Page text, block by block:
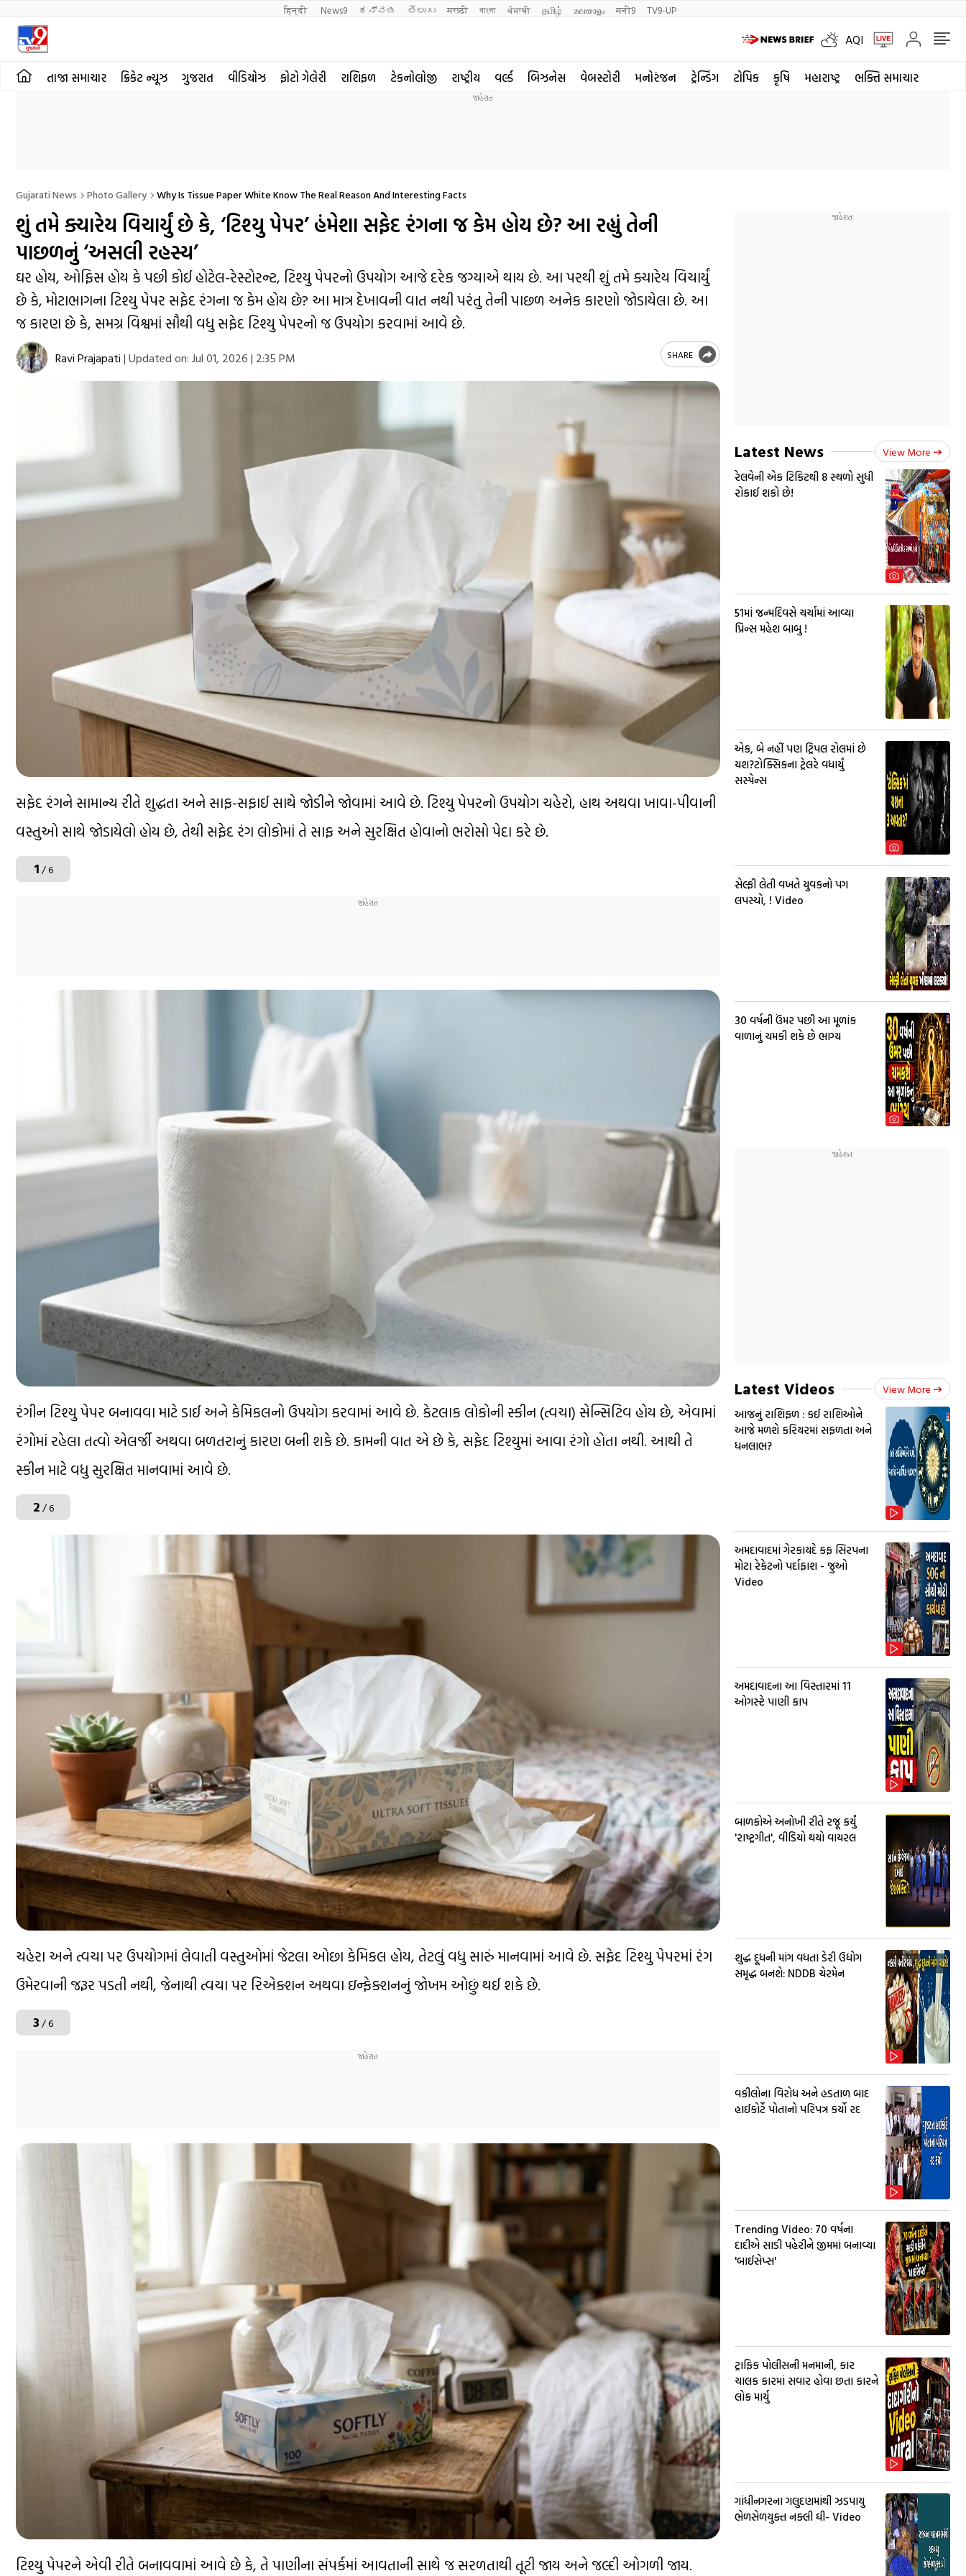
हिन्दी News9 ಕನ್ನಡ తెలుగు मराठी বাংলা ਪੰਜਾਬੀ தமிழ் മലയാളം मनी9 TV9-UP
AQI
તાજા સમાચાર ક્રિકેટ ન્યૂઝ ગુજરાત વીડિયોઝ ફોટો ગેલેરી રાશિફળ ટેકનોલોજી રાષ્ટ્રીય વર્લ્ડ બિઝનેસ વેબસ્ટોરી મનોરંજન ટ્રેન્ડિંગ ટોપિક કૃષિ મહારાષ્ટ્ર ભક્તિ સમાચાર
Gujarati News Photo Gallery Why Is Tissue Paper White Know The Real Reason And Interesting Facts
શું તમે ક્યારેય વિચાર્યું છે કે, ‘ટિશ્યુ પેપર’ હંમેશા સફેદ રંગના જ કેમ હોય છે? આ રહ્યું તેની
પાછળનું ‘અસલી રહસ્ય’
ઘર હોય, ઓફિસ હોય કે પછી કોઈ હોટેલ-રેસ્ટોરન્ટ, ટિશ્યુ પેપરનો ઉપયોગ આજે દરેક જગ્યાએ થાય છે. આ પરથી શું તમે ક્યારેય વિચાર્યું
છે કે, મોટાભાગના ટિશ્યુ પેપર સફેદ રંગના જ કેમ હોય છે? આ માત્ર દેખાવની વાત નથી પરંતુ તેની પાછળ અનેક કારણો જોડાયેલા છે. આ
જ કારણ છે કે, સમગ્ર વિશ્વમાં સૌથી વધુ સફેદ ટિશ્યુ પેપરનો જ ઉપયોગ કરવામાં આવે છે.
Ravi Prajapati | Updated on: Jul 01, 2026 | 2:35 PM SHARE
સફેદ રંગને સામાન્ય રીતે શુદ્ધતા અને સાફ-સફાઈ સાથે જોડીને જોવામાં આવે છે. ટિશ્યુ પેપરનો ઉપયોગ ચહેરો, હાથ અથવા ખાવા-પીવાની
વસ્તુઓ સાથે જોડાયેલો હોય છે, તેથી સફેદ રંગ લોકોમાં તે સાફ અને સુરક્ષિત હોવાનો ભરોસો પેદા કરે છે.
1/ 6
રંગીન ટિશ્યુ પેપર બનાવવા માટે ડાઈ અને કેમિકલનો ઉપયોગ કરવામાં આવે છે. કેટલાક લોકોની સ્કીન (ત્વચા) સેન્સિટિવ હોય છે, એવામાં
રંગોમાં રહેલા તત્વો એલર્જી અથવા બળતરાનું કારણ બની શકે છે. કામની વાત એ છે કે, સફેદ ટિશ્યુમાં આવા રંગો હોતા નથી. આથી તે
સ્કીન માટે વધુ સુરક્ષિત માનવામાં આવે છે.
2/ 6
ચહેરા અને ત્વચા પર ઉપયોગમાં લેવાતી વસ્તુઓમાં જેટલા ઓછા કેમિકલ હોય, તેટલું વધુ સારું માનવામાં આવે છે. સફેદ ટિશ્યુ પેપરમાં રંગ
ઉમેરવાની જરૂર પડતી નથી, જેનાથી ત્વચા પર રિએક્શન અથવા ઇન્ફેક્શનનું જોખમ ઓછું થઈ શકે છે.
3/ 6
ટિશ્યુ પેપરને એવી રીતે બનાવવામાં આવે છે કે, તે પાણીના સંપર્કમાં આવતાની સાથે જ સરળતાથી તૂટી જાય અને જલ્દી ઓગળી જાય.
Latest News View More
રેલવેની એક ટિકિટથી 8 સ્થળો સુધી
રોકાઈ શકો છે!
51માં જન્મદિવસે ચર્ચામાં આવ્યા
પ્રિન્સ મહેશ બાબુ !
એક, બે નહીં પણ ટ્રિપલ રોલમાં છે
યશ?ટોક્સિકના ટ્રેલરે વધાર્યું
સસ્પેન્સ
સેલ્ફી લેતી વખતે યુવકનો પગ
લપસ્યો, ! Video
30 વર્ષની ઉંમર પછી આ મૂળાંક
વાળાનું ચમકી શકે છે ભાગ્ય
Latest Videos View More
આજનું રાશિફળ : કઈ રાશિઓને
આજે મળશે કરિયરમાં સફળતા અને
ધનલાભ?
અમદાવાદમાં ગેરકાયદે કફ સિરપના
મોટા રેકેટનો પર્દાફાશ - જુઓ
Video
અમદાવાદના આ વિસ્તારમાં 11
ઓગસ્ટે પાણી કાપ
બાળકોએ અનોખી રીતે રજૂ કર્યું
'રાષ્ટ્રગીત', વીડિયો થયો વાયરલ
શુદ્ધ દૂધની માંગ વધતા ડેરી ઉદ્યોગ
સમૃદ્ધ બનશે: NDDB ચેરમેન
વકીલોના વિરોધ અને હડતાળ બાદ
હાઈકોર્ટે પોતાનો પરિપત્ર કર્યો રદ
Trending Video: 70 વર્ષના
દાદીએ સાડી પહેરીને જીમમાં બનાવ્યા
'બાઈસેપ્સ'
ટ્રાફિક પોલીસની મનમાની, કાર
ચાલક કારમાં સવાર હોવા છતા કારને
લોક માર્યુ
ગાંધીનગરના ગલુદણમાંથી ઝડપાયુ
ભેળસેળયુક્ત નક્લી ઘી- Video